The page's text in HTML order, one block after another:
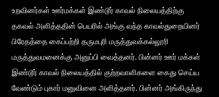
உறவினர்கள் ஊர்மக்கள் இண்டூர் காவல் நிலையத்திற்கு
தகவல் அளித்ததின் பெயரில் அங்கு வந்த காவல்துறையினர்
பிரேதத்தை கைப்பற்றி தருமபுரி மருத்துவக்கல்லூரி
மருத்துவமனைக்கு அனுப்பி வைத்தனர். பின்னர் ஊர் மக்கள்
இண்டூர் காவல் நிலையத்தில் குற்றவாளிகளை கைது செய்ய
வேண்டும் புகார் மனுவினை அளித்தனர். பின்னர் அங்கிருந்து